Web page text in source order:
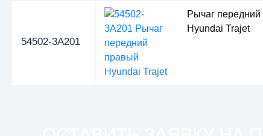
54502-3A201
Рычаг
Hyundai Trajet